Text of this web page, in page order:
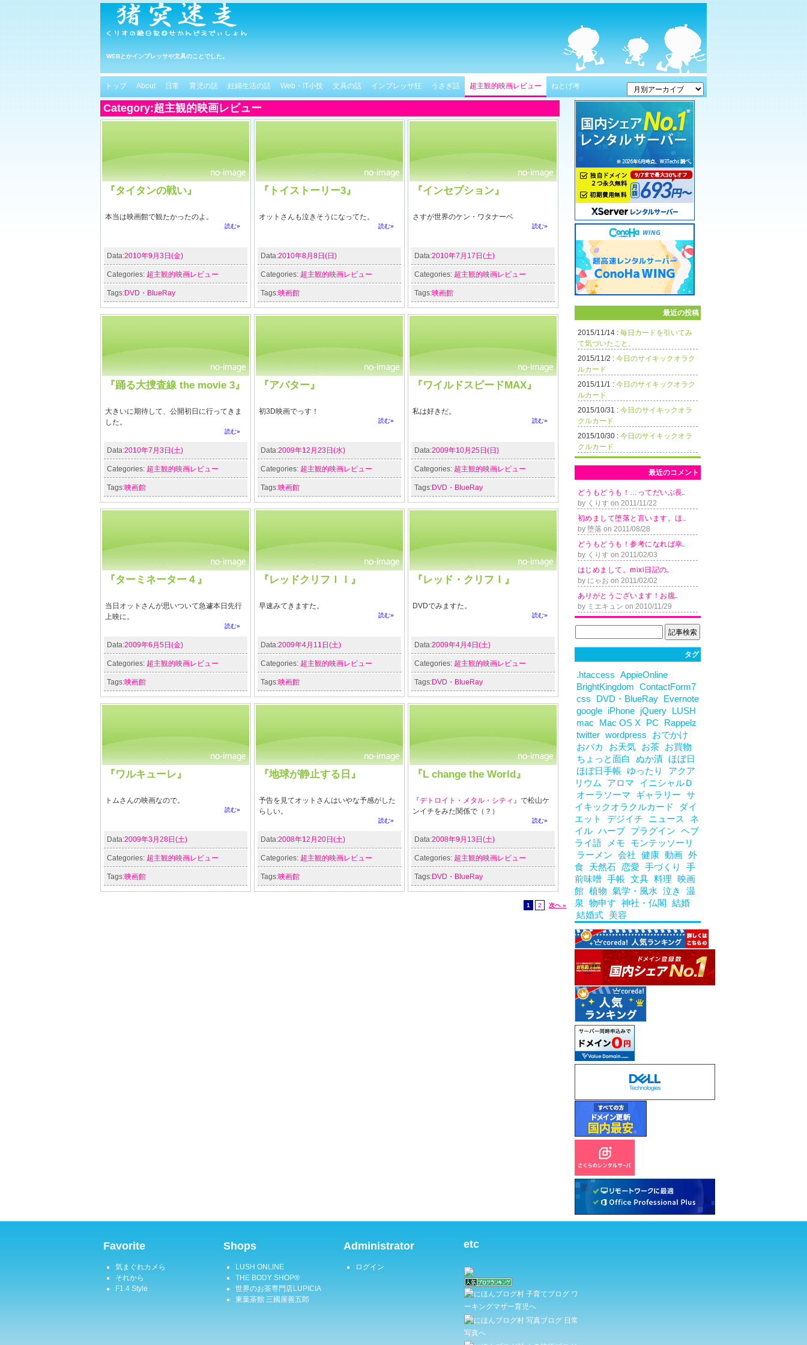
WEBとかインプレッサや文具のことでした。
トップ About 日常 育児の話 妊婦生活の話 Web・IT小技 文具の話 インプレッサ狂 うさぎ話 超主観的映画レビュー ねとげ考
Category:超主観的映画レビュー
『タイタンの戦い』
本当は映画館で観たかったのよ。
読む»
Data:2010年9月3日(金)
Categories: 超主観的映画レビュー
Tags:DVD・BlueRay
『トイストーリー3』
オットさんも泣きそうになってた。
読む»
Data:2010年8月8日(日)
Categories: 超主観的映画レビュー
Tags:映画館
『インセプション』
さすが世界のケン・ワタナーベ
読む»
Data:2010年7月17日(土)
Categories: 超主観的映画レビュー
Tags:映画館
『踊る大捜査線 the movie 3』
大きいに期待して、公開初日に行ってきま
した。
読む»
Data:2010年7月3日(土)
Categories: 超主観的映画レビュー
Tags:映画館
『アバター』
初3D映画でっす！
読む»
Data:2009年12月23日(水)
Categories: 超主観的映画レビュー
Tags:映画館
『ワイルドスピードMAX』
私は好きだ。
読む»
Data:2009年10月25日(日)
Categories: 超主観的映画レビュー
Tags:DVD・BlueRay
『ターミネーター４』
当日オットさんが思いついて急遽本日先行
上映に。
読む»
Data:2009年6月5日(金)
Categories: 超主観的映画レビュー
Tags:映画館
『レッドクリフＩＩ』
早速みてきますた。
読む»
Data:2009年4月11日(土)
Categories: 超主観的映画レビュー
Tags:映画館
『レッド・クリフＩ』
DVDでみますた。
読む»
Data:2009年4月4日(土)
Categories: 超主観的映画レビュー
Tags:DVD・BlueRay
『ワルキューレ』
トムさんの映画なので。
読む»
Data:2009年3月28日(土)
Categories: 超主観的映画レビュー
Tags:映画館
『地球が静止する日』
予告を見てオットさんはいやな予感がした
らしい。
読む»
Data:2008年12月20日(土)
Categories: 超主観的映画レビュー
Tags:映画館
『L change the World』
『デトロイト・メタル・シティ 』で松山ケ
ンイチをみた関係で（？）
読む»
Data:2008年9月13日(土)
Categories: 超主観的映画レビュー
Tags:DVD・BlueRay
1 2 次へ »
最近の投稿
2015/11/14 : 毎日カードを引いてみ
て気づいたこと。
2015/11/2 : 今日のサイキックオラク
ルカード
2015/11/1 : 今日のサイキックオラク
ルカード
2015/10/31 : 今日のサイキックオラ
クルカード
2015/10/30 : 今日のサイキックオラ
クルカード
最近のコメント
ど う も ど う も ！ … っ て だ い ぶ 長...
by くりす on 2011/11/22
初 め ま し て 堕 落 と 言 い ま す 。 ほ ...
by 堕落 on 2011/08/28
ど う も ど う も ！ 参 考 に な れ ば 幸...
by くりす on 2011/02/03
は じ め ま し て 。 m i x i 日 記 の...
by にゃお on 2011/02/02
あ り が と う ご ざ い ま す ！ お 腹...
by ミエキュン on 2010/11/29
タグ
.htaccess
AppieOnline
BrightKingdom
ContactForm7
css
DVD・BlueRay
Evernote
google
iPhone jQuery
LUSH
mac
Mac OS X PC
Rappelz
twitter wordpress
おでかけ
おバカ
お天気 お茶
お買物
ちょっと面白
ぬか漬 ほぼ日
ほぼ日手帳
ゆったり
アクア
リウム
アロマ
イニシャルＤ
オーラソーマ
ギャラリー
サ
イキックオラクルカード
ダイ
エット
デジイチ ニュース
ネ
イル ハーブ プラグイン
ヘブ
ライ語
メモ
モンテッソーリ
ラーメン
会社 健康 動画 外
食
天然石 恋愛 手づくり
手
前味噌 手帳 文具 料理
映画
館 植物 氣学・風水 泣き
温
泉
物申す 神社・仏閣
結婚
結婚式
美容
Favorite
気まぐれカメら
それから
F1.4 Style
Shops
LUSH ONLINE
THE BODY SHOP®
世界のお茶専門店LUPICIA
東葉茶館 三國屋善五郎
Administrator
ログイン
etc